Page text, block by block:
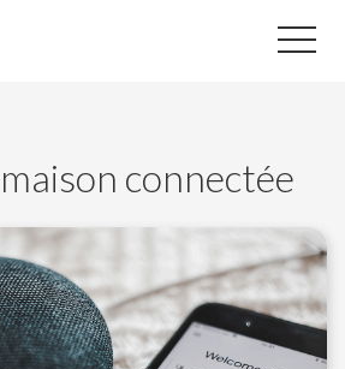
maison connectée